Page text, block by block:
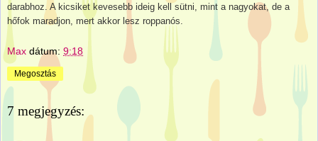
darabhoz. A kicsiket kevesebb ideig kell sütni, mint a nagyokat, de a
hőfok maradjon, mert akkor lesz roppanós.
Max dátum: 9:18
Megosztás
7 megjegyzés: